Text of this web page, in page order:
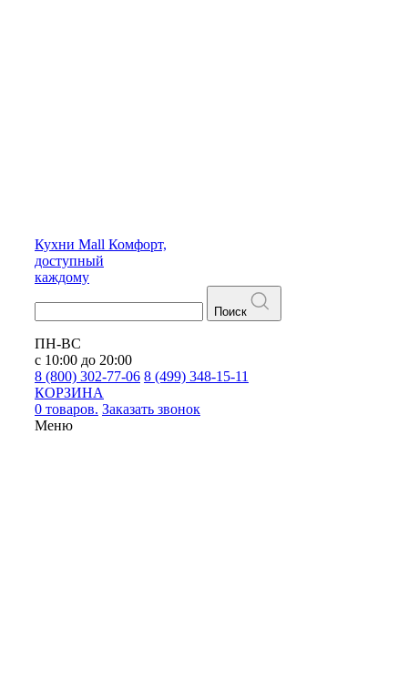
Кухни Mall Комфорт,
доступный
каждому
Поиск
ПН-ВС
с 10:00 до 20:00
8 (800) 302-77-06 8 (499) 348-15-11
КОРЗИНА
0 товаров. Заказать звонок
Меню